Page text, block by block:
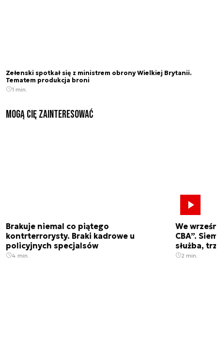
Zełenski spotkał się z ministrem obrony Wielkiej Brytanii.
Tematem produkcja broni
1 min.
Mogą Cię zainteresować
Brakuje niemal co piątego
kontrterrorysty. Braki kadrowe u
policyjnych specjalsów
4 min.
We
CBA”.
służba,
2 min.